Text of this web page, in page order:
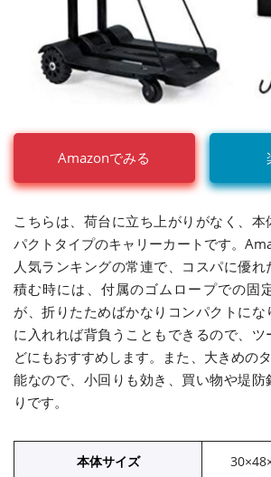
Amazonでみる
こちらは、荷台に立ち上がりがなく、
パクトタイプのキャリーカートです。
人気ランキングの常連で、コスパに優
積む時には、付属のゴムロープでの固
が、折りたためばかなりコンパクトに
に入れれば背負うこともできるので、ツ
どにもおすすめします。また、大きめの
能なので、小回りも効き、買い物や堤防
りです。
本体サイズ